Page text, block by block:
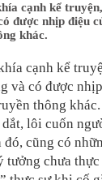
cạnh kể
được nhịp điệu
khác.
cạnh kể
và có được
thông
dắt, lôi cuốn
đó, cũng có
tưởng chưa